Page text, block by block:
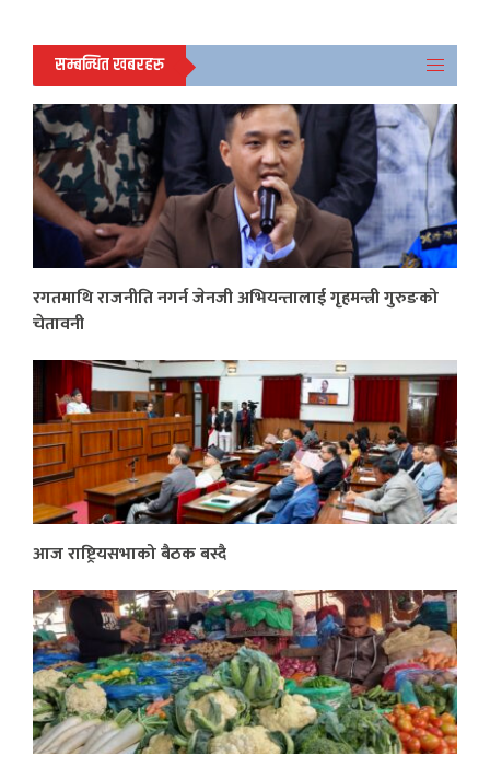
सम्बन्धित खबरहरु
रगतमाथि राजनीति नगर्न जेनजी अभियन्तालाई गृहमन्त्री गुरुङको
चेतावनी
आज राष्ट्रियसभाको बैठक बस्दै